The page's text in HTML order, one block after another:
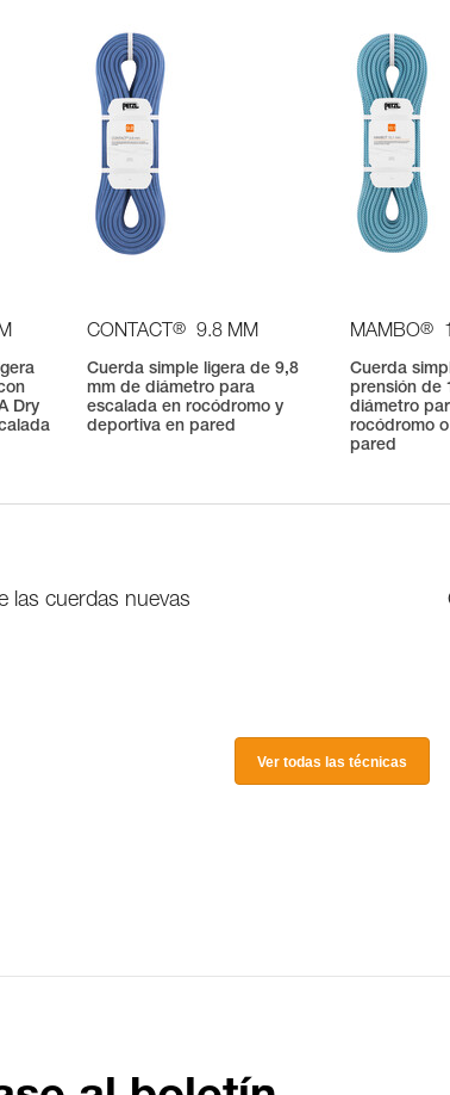
Dry
CONTACT® 9.8 MM
Cuerda simple ligera de 9,8
mm de diámetro para
escalada en rocódromo y
deportiva en pared
MAMBO®
Cuerda
prensión de
diámetro
rocódromo
pared
las cuerdas nuevas
Ver todas las técnicas